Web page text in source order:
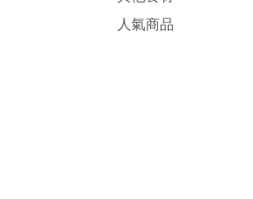
人氣商品